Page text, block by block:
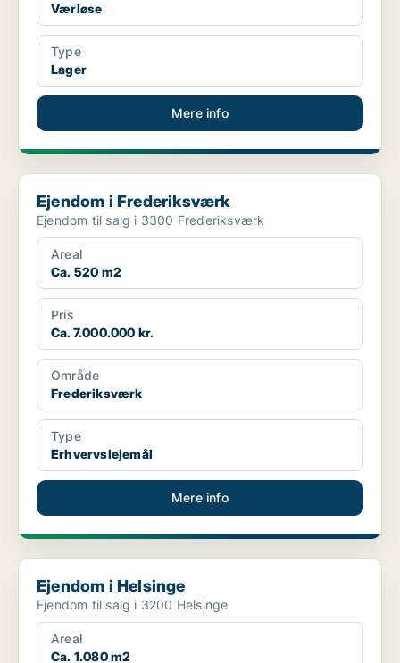
Værløse
Type
Lager
Mere info
Ejendom i Frederiksværk
Ejendom i Frederiksværk
Ejendom til salg i 3300 Frederiksværk
Areal
Ca. 520 m2
Pris
Ca. 7.000.000 kr.
Område
Frederiksværk
Type
Erhvervslejemål
Mere info
Ejendom i Helsinge
Ejendom i Helsinge
Ejendom til salg i 3200 Helsinge
Areal
Ca. 1.080 m2